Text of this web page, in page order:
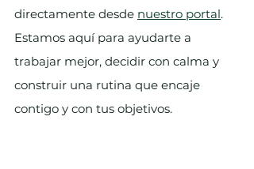
directamente desde nuestro portal.
Estamos aquí para ayudarte a
trabajar mejor, decidir con calma y
construir una rutina que encaje
contigo y con tus objetivos.